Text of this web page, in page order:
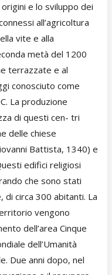
e lo sviluppo dei
all’agricoltura
vite e alla
metà del 1200
terrazzate e al
conosciuto come
La produzione
di questi cen- tri
delle chiese
Battista, 1340) e
edifici religiosi
che sono stati
di circa 300 abitanti. La
vengono
dell’area Cinque
dell’Umanità
Due anni dopo, nel